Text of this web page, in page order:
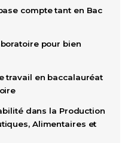
compte tant en Bac
pour bien
travail en baccalauréat
dans la Production
Alimentaires et